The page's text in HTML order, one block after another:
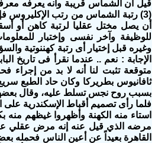
قيل أن الشماس قريبة وأنه يعرفه
(3) رتبة الشماس من رتب الإكليروس
أن يصل مختل عقليا لرتبة كاهن أو
للوظيفة وآخر نفسى وإختبار
وغيره قبل إختيار أى رتبة كهننوتية
متوقعة تثبت لنا أنه لا بد من إجراء
ثافانيوس بطريركا وكان حاد الطبع
بسبب روح نجس تسلط عليه، وقال
فلما رأى تصميم أقباط الإسكندرية على
استاء منه الكهنة وأظهروا غيظهم منه
مرضه الذي قيل عنه إنه مرض عقلي
القاهرة بعيداً عن أعين الناس فحمله